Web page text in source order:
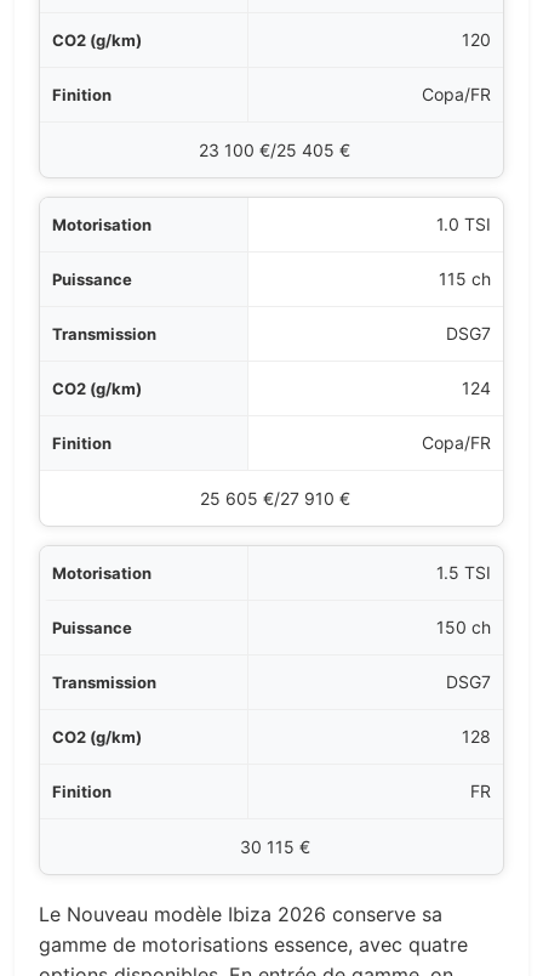
120
Copa/FR
23 100 €/25 405 €
1.0 TSI
115 ch
DSG7
124
Copa/FR
25 605 €/27 910 €
1.5 TSI
150 ch
DSG7
128
FR
30 115 €
Le Nouveau modèle Ibiza 2026 conserve sa
gamme de motorisations essence, avec quatre